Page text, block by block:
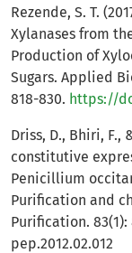
Rezende, S. T.
Xylanases from
Production of
Sugars. Applied
818-830. https://
Driss, D., Bhiri, F.,
constitutive
Penicillium
Purification and
Purification. 83(1):
pep.2012.02.012